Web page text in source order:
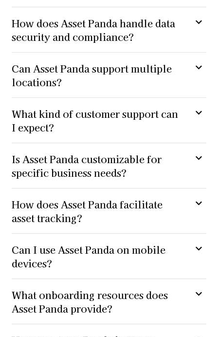
How does Asset Panda handle data
security and compliance?
Can Asset Panda support multiple
locations?
What kind of customer support can
I expect?
Is Asset Panda customizable for
specific business needs?
How does Asset Panda facilitate
asset tracking?
Can I use Asset Panda on mobile
devices?
What onboarding resources does
Asset Panda provide?